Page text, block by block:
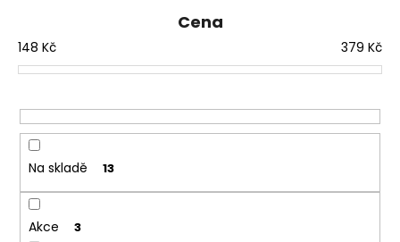
r
o
u
k
ů
Cena
148 Kč 379 Kč
Na skladě 13
Akce 3
D
o
p
o
r
u